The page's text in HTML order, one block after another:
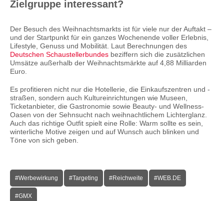
Zielgruppe interessant?
Der Besuch des Weihnachtsmarkts ist für viele nur der Auftakt –
und der Startpunkt für ein ganzes Wochenende voller Erlebnis,
Lifestyle, Genuss und Mobilität. Laut Berechnungen des
Deutschen Schaustellerbundes beziffern sich die zusätzlichen
Umsätze außerhalb der Weihnachtsmärkte auf 4,88 Milliarden
Euro.
Es profitieren nicht nur die Hotellerie, die Einkaufszentren und -
straßen, sondern auch Kultureinrichtungen wie Museen,
Ticketanbieter, die Gastronomie sowie Beauty- und Wellness-
Oasen von der Sehnsucht nach weihnachtlichem Lichterglanz.
Auch das richtige Outfit spielt eine Rolle: Warm sollte es sein,
winterliche Motive zeigen und auf Wunsch auch blinken und
Töne von sich geben.
#Werbewirkung #Targeting #Reichweite #WEB.DE
#GMX